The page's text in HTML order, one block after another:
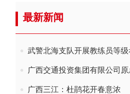
最新新闻
武警北海支队开展教练员等
广西交通投资集团有限公司
广西三江：杜鹃花开春意浓